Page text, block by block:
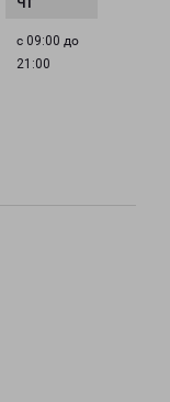
с 09:00 до
21:00